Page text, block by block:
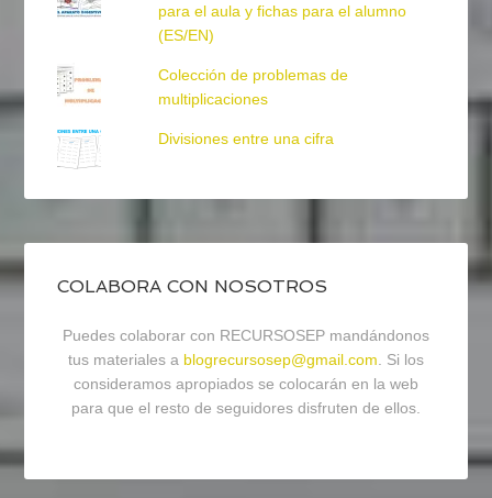
para el aula y fichas para el alumno
(ES/EN)
Colección de problemas de
multiplicaciones
Divisiones entre una cifra
COLABORA CON NOSOTROS
Puedes colaborar con RECURSOSEP mandándonos
tus materiales a blogrecursosep@gmail.com. Si los
consideramos apropiados se colocarán en la web
para que el resto de seguidores disfruten de ellos.